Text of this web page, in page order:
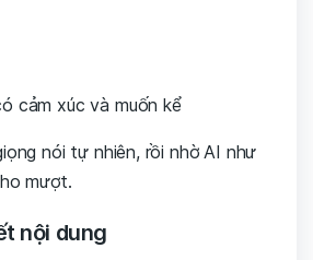
cảm xúc và muốn kể
nói tự nhiên, rồi nhờ AI như
mượt.
nội dung